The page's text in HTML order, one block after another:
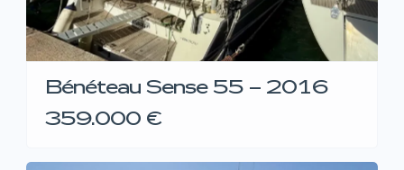
Bénéteau Sense 55 – 2016
359.000 €